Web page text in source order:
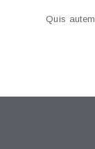
Quis